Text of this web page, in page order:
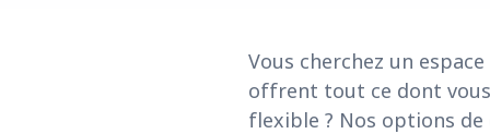
Vous cherchez un
offrent tout ce dont
flexible ? Nos options